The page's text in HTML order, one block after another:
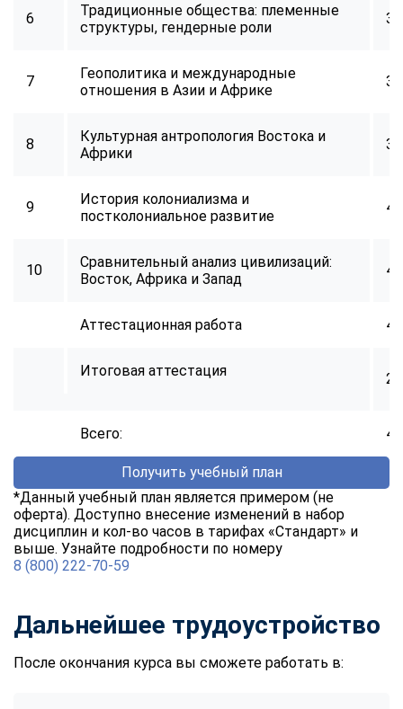
6
Традиционные общества: племенные
структуры, гендерные роли
34
7
Геополитика и международные
отношения в Азии и Африке
32
8
Культурная антропология Востока и
Африки
34
9
История колониализма и
постколониальное развитие
40
10
Сравнительный анализ цивилизаций:
Восток, Африка и Запад
40
Аттестационная работа 40
Итоговая аттестация 2
Всего:
Получить учебный план
*Данный учебный план является примером (не
оферта). Доступно внесение изменений в набор
дисциплин и кол-во часов в тарифах «Стандарт» и
выше. Узнайте подробности по номеру
8 (800) 222-70-59
Дальнейшее трудоустройство
После окончания курса вы сможете работать в:
online
Мессенджеры
Свяжитесь с нами через любой удобный мессенджер!
EMail